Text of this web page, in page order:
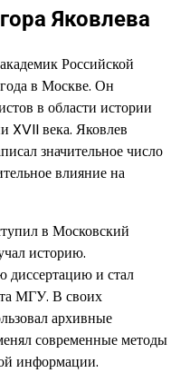
Яковлева
Российской
в Москве. Он
в области истории
XVII века. Яковлев
значительное число
влияние на
в Московский
историю.
диссертацию и стал
МГУ. В своих
архивные
современные методы
информации.